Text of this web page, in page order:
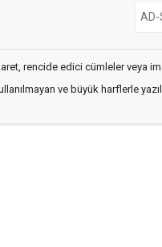
rencide edici cümleler veya
ve büyük harflerle